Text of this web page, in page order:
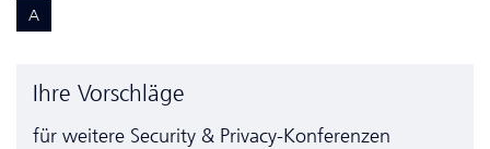
A
Ihre Vorschläge
für weitere Security & Privacy-Konferenzen